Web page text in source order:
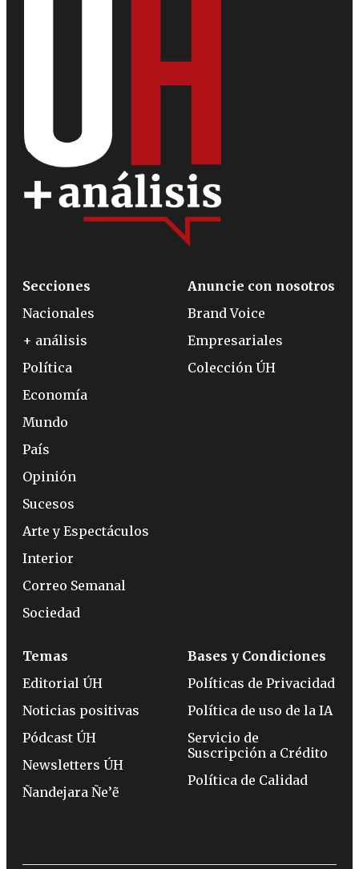
Secciones
Nacionales
+ análisis
Política
Economía
Mundo
País
Opinión
Sucesos
Arte y Espectáculos
Interior
Correo Semanal
Sociedad
Anuncie con nosotros
Brand Voice
Empresariales
Colección ÚH
Temas
Editorial ÚH
Noticias positivas
Pódcast ÚH
Newsletters ÚH
Ñandejara Ñe’ẽ
Bases y Condiciones
Políticas de Privacidad
Política de uso de la IA
Servicio de
Suscripción a Crédito
Política de Calidad